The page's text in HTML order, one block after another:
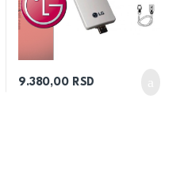
9.380,00 RSD